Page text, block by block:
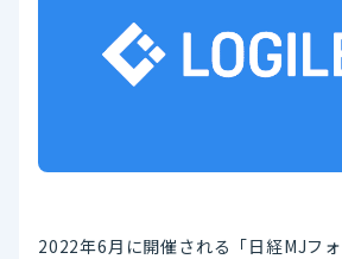
2022年6月に開催される「日経MJフ